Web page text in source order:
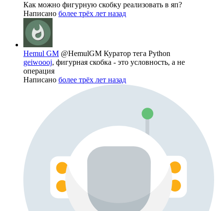
Как можно фигурную скобку реализовать в яп?
Написано более трёх лет назад
Hemul GM @HemulGM Куратор тега Python
geiwoooj, фигурная скобка - это условность, а не
операция
Написано более трёх лет назад